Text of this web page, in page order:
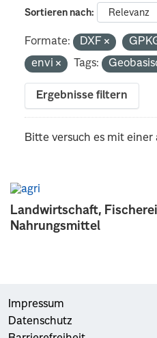
Landwirtschaft,
Nahrungsmittel
Sortieren nach
Formate: DXF
envi
Tags:
Ergebnisse filtern
Bitte versuch es mit einer
Impressum
Datenschutz